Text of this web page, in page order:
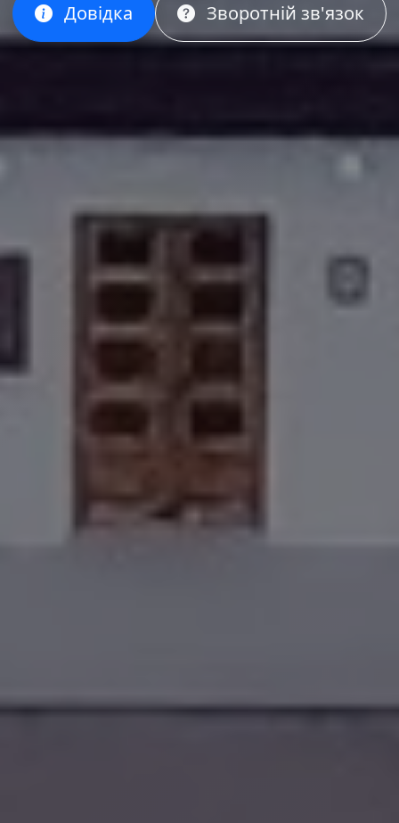
Довідка Зворотній зв'язок